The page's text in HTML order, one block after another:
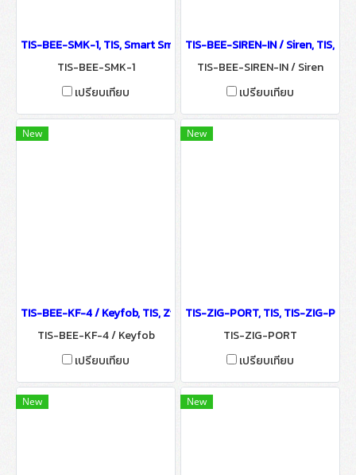
TIS-BEE-SMK-1, TIS, Smart Smoke-Detector - IoT Smart
TIS-BEE-SMK-1
เปรียบเทียบ
TIS-BEE-SIREN-IN / Siren, TIS,
TIS-BEE-SIREN-IN / Siren
เปรียบเทียบ
New
TIS-BEE-KF-4 / Keyfob, TIS, Zigbee Key Fob - IoT Smart
TIS-BEE-KF-4 / Keyfob
เปรียบเทียบ
New
TIS-ZIG-PORT, TIS, TIS-ZIG-
TIS-ZIG-PORT
เปรียบเทียบ
New New